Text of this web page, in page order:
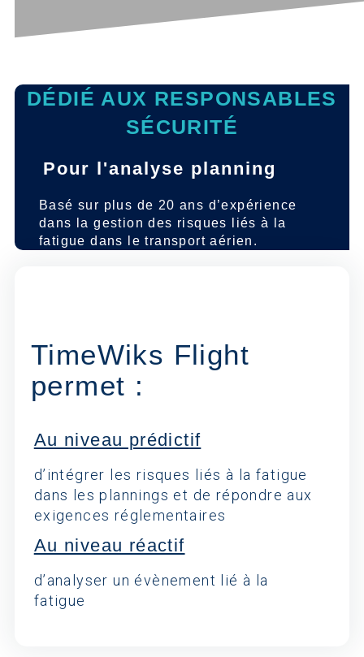
DÉDIÉ AUX RESPONSABLES
SÉCURITÉ
Pour l'analyse planning
Basé sur plus de 20 ans d’expérience
dans la gestion des risques liés à la
fatigue dans le transport aérien.
TimeWiks Flight
permet :
Au niveau prédictif
d’intégrer les risques liés à la fatigue
dans les plannings et de répondre aux
exigences réglementaires
Au niveau réactif
d’analyser un évènement lié à la
fatigue